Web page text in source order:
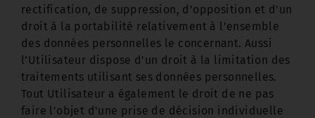
rectification, de suppression, d’opposition et d'un
droit à la portabilité relativement à l’ensemble
des données personnelles le concernant. Aussi
l’Utilisateur dispose d'un droit à la limitation des
traitements utilisant ses données personnelles.
Tout Utilisateur a également le droit de ne pas
faire l'objet d'une prise de décision individuelle